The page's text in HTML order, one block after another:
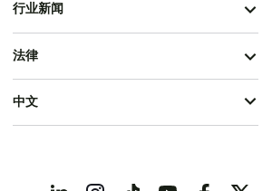
行业新闻
法律
中文